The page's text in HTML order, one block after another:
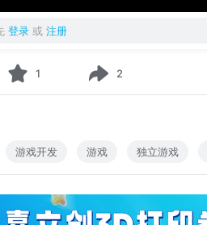
登录 或 注册
1 2
游戏开发 游戏 独立游戏